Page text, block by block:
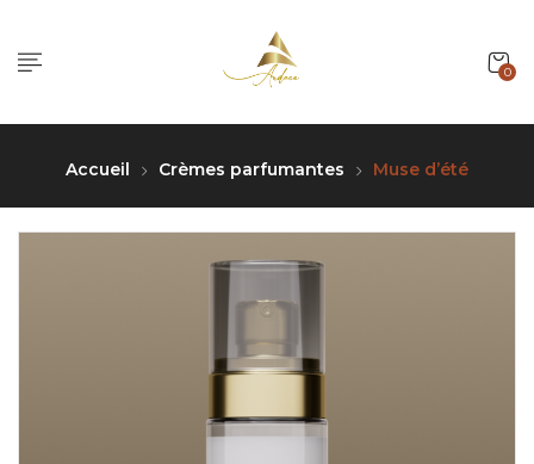
0
Accueil Crèmes parfumantes Muse d’été